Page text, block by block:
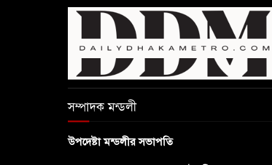
সম্পাদক মন্ডলী
উপদেষ্টা মন্ডলীর সভাপতি